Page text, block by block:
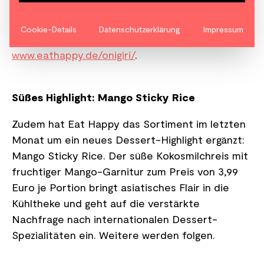
www.eathappy.de/onigiri/.
Süßes Highlight: Mango Sticky Rice
Zudem hat Eat Happy das Sortiment im letzten
Monat um ein neues Dessert-Highlight ergänzt:
Mango Sticky Rice. Der süße Kokosmilchreis mit
fruchtiger Mango-Garnitur zum Preis von 3,99
Euro je Portion bringt asiatisches Flair in die
Kühltheke und geht auf die verstärkte
Nachfrage nach internationalen Dessert-
Spezialitäten ein. Weitere werden folgen.
Cookie-Details Datenschutzerklärung Impressum